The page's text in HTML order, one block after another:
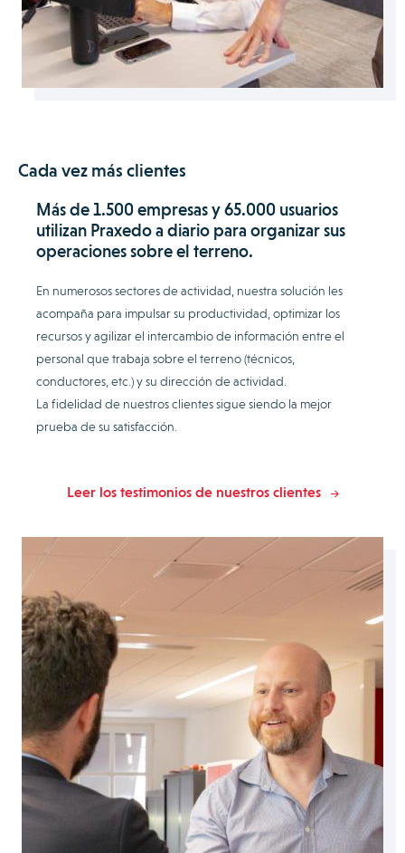
Cada vez más clientes
Más de 1.500 empresas y 65.000 usuarios
utilizan Praxedo a diario para organizar sus
operaciones sobre el terreno.
En numerosos sectores de actividad, nuestra solución les
acompaña para impulsar su productividad, optimizar los
recursos y agilizar el intercambio de información entre el
personal que trabaja sobre el terreno (técnicos,
conductores, etc.) y su dirección de actividad.
La fidelidad de nuestros clientes sigue siendo la mejor
prueba de su satisfacción.
Leer los testimonios de nuestros clientes